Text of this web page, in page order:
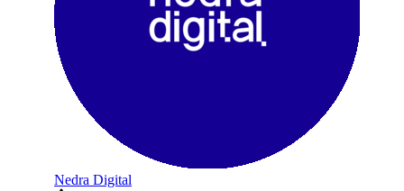
Nedra Digital